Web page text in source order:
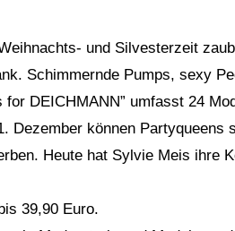
und Silvesterzeit
Schimmernde Pumps, sexy
DEICHMANN” umfasst 24
Dezember können
Heute hat Sylvie Meis ihre
Die
39,90 Euro.